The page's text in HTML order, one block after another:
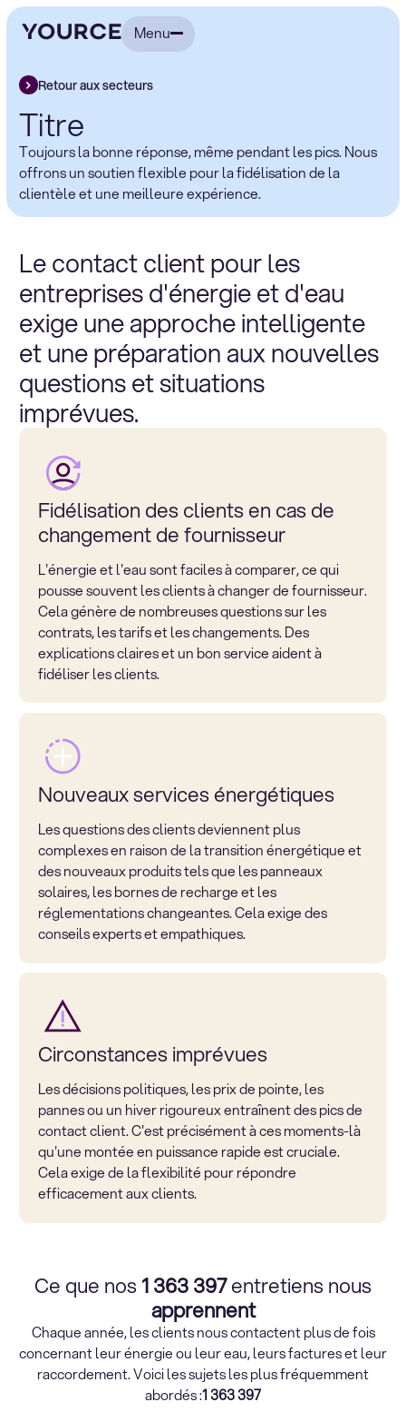
Menu
Retour aux secteurs
Titre
Toujours la bonne réponse, même pendant les pics. Nous
offrons un soutien flexible pour la fidélisation de la
clientèle et une meilleure expérience.
Le contact client pour les
entreprises d'énergie et d'eau
exige une approche intelligente
et une préparation aux nouvelles
questions et situations
imprévues.
Fidélisation des clients en cas de
changement de fournisseur
L'énergie et l'eau sont faciles à comparer, ce qui
pousse souvent les clients à changer de fournisseur.
Cela génère de nombreuses questions sur les
contrats, les tarifs et les changements. Des
explications claires et un bon service aident à
fidéliser les clients.
Nouveaux services énergétiques
Les questions des clients deviennent plus
complexes en raison de la transition énergétique et
des nouveaux produits tels que les panneaux
solaires, les bornes de recharge et les
réglementations changeantes. Cela exige des
conseils experts et empathiques.
Circonstances imprévues
Les décisions politiques, les prix de pointe, les
pannes ou un hiver rigoureux entraînent des pics de
contact client. C'est précisément à ces moments-là
qu'une montée en puissance rapide est cruciale.
Cela exige de la flexibilité pour répondre
efficacement aux clients.
Ce que nos1 363 397entretiens nous
apprennent
Chaque année, les clients nous contactent plus defois
concernant leur énergie ou leur eau, leurs factures et leur
raccordement. Voici les sujets les plus fréquemment
abordés :1 363 397